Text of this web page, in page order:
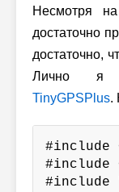
Несмотря
достаточно
достаточно,
Лично я
TinyGPSPlus.
#include
#include
#include